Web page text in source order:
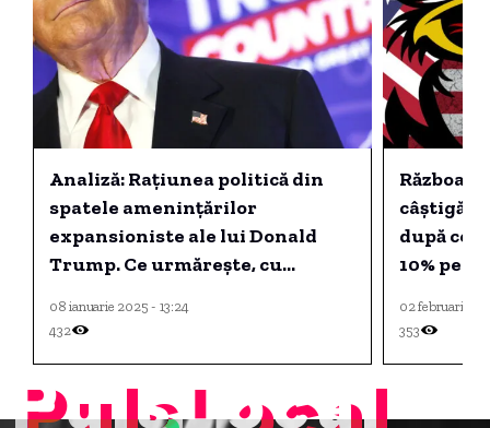
Analiză: Rațiunea politică din
spatele amenințărilor
expansioniste ale lui Donald
Trump. Ce urmărește, cu
SUA.
08 ianuarie 2025 - 13:24
432
după ce
10%
02 februarie
353
PulsLocal